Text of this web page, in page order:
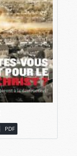
PDF